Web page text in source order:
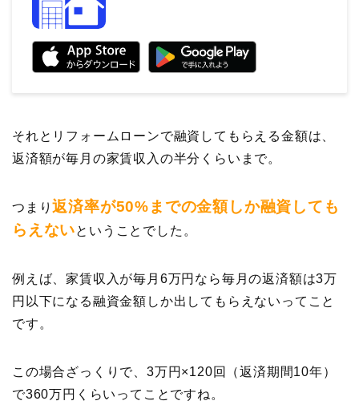
それとリフォームローンで融資してもらえる金額は、
返済額が毎月の家賃収入の半分くらいまで。
つまり返済率が50%までの金額しか融資しても
らえないということでした。
例えば、家賃収入が毎月6万円なら毎月の返済額は3万
円以下になる融資金額しか出してもらえないってこと
です。
この場合ざっくりで、3万円×120回（返済期間10年）
で360万円くらいってことですね。